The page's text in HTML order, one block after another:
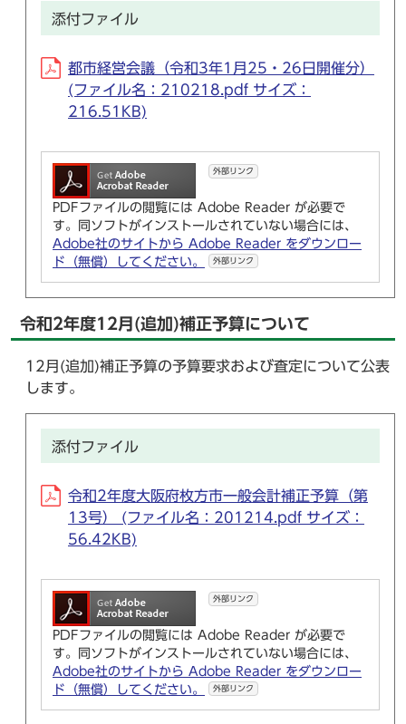
添付ファイル
都市経営会議（令和3年1月25・26日開催分）
(ファイル名：210218.pdf サイズ：
216.51KB)
外部リンク
PDFファイルの閲覧には Adobe Reader が必要で
す。同ソフトがインストールされていない場合には、
Adobe社のサイトから Adobe Reader をダウンロー
ド（無償）してください。
外部リンク
令和2年度12月(追加)補正予算について
12月(追加)補正予算の予算要求および査定について公表
します。
添付ファイル
令和2年度大阪府枚方市一般会計補正予算（第
13号） (ファイル名：201214.pdf サイズ：
56.42KB)
外部リンク
PDFファイルの閲覧には Adobe Reader が必要で
す。同ソフトがインストールされていない場合には、
Adobe社のサイトから Adobe Reader をダウンロー
ド（無償）してください。
外部リンク